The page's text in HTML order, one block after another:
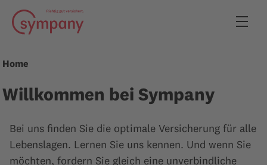
Home
Willkommen bei Sympany
Bei uns finden Sie die optimale Versicherung für alle
Lebenslagen. Lernen Sie uns kennen. Und wenn Sie
möchten, fordern Sie gleich eine unverbindliche